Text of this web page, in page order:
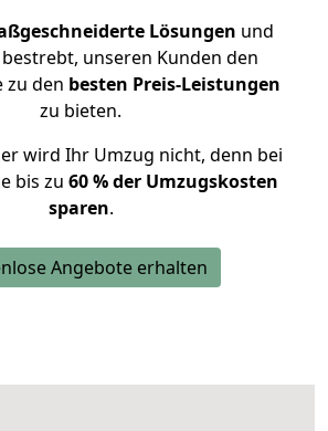
Lösungen und
unseren Kunden den
zu den besten Preis-Leistungen
zu bieten.
wird Ihr Umzug nicht, denn bei
bis zu 60 % der Umzugskosten
sparen.
Angebote erhalten